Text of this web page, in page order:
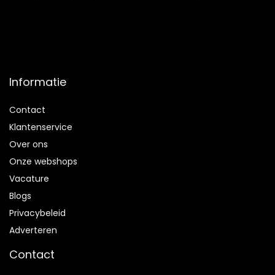
Informatie
Contact
Klantenservice
Over ons
Onze webshops
Vacature
Blogs
Privacybeleid
Adverteren
Contact